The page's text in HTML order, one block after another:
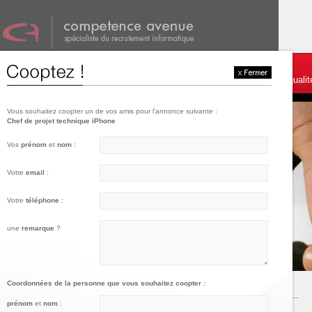
001
Témoignages et services
003
Charte de
Vous souhaitez coopter un de vos amis pour l'annonce suivante :
Chef de projet technique iPhone
Vos prénom et nom :
Votre email :
Votre téléphone :
une remarque ?
Coordonnées de la personne que vous souhaitez coopter :
prénom et nom :